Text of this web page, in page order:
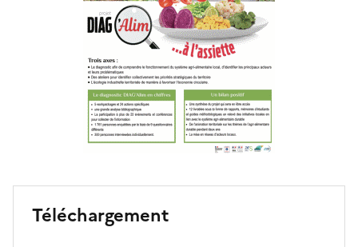
Téléchargement